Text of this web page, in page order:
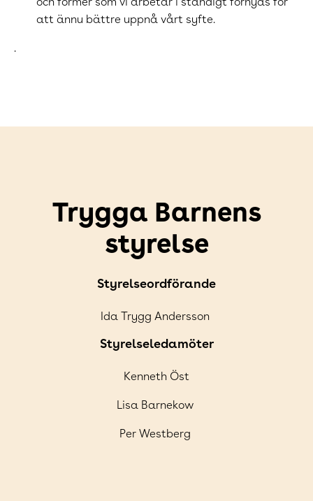
att ännu bättre uppnå vårt syfte.
.
Trygga Barnens
styrelse
Styrelseordförande
Ida Trygg Andersson
Styrelseledamöter
Kenneth Öst
Lisa Barnekow
Per Westberg